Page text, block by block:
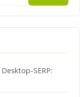
SERP: